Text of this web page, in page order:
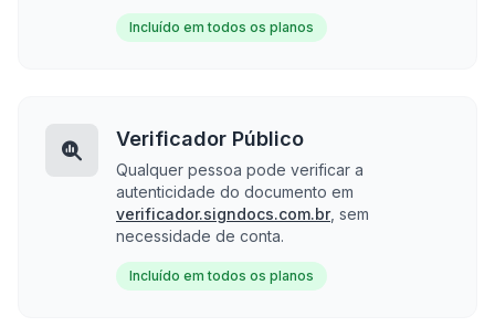
Incluído em todos os planos
Verificador Público
Qualquer pessoa pode verificar a
autenticidade do documento em
verificador.signdocs.com.br, sem
necessidade de conta.
Incluído em todos os planos